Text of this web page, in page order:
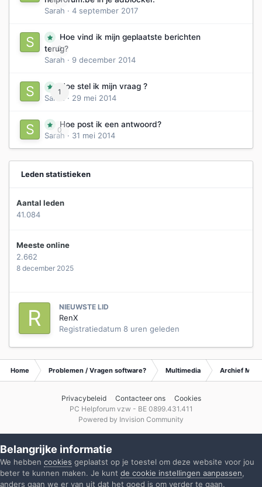
Sarah · 4 september 2017
0
Hoe vind ik mijn geplaatste berichten
terug?
Sarah · 9 december 2014
1
Hoe stel ik mijn vraag ?
Sarah
· 29 mei 2014
0
Hoe post ik een antwoord?
Sarah · 31 mei 2014
Leden statistieken
Aantal leden
41.084
Meeste online
2.662
8 december 2025
NIEUWSTE LID
RenX
Registratiedatum 8 uren geleden
Home Problemen / Vragen software? Multimedia Archief
Privacybeleid Contacteer ons
Cookies
PC Helpforum vzw - BE 0899.431.411
Powered by Invision Community
Belangrijke informatie
We hebben cookies geplaatst op je toestel om deze website voor jou
beter te kunnen maken. Je kunt de cookie instellingen aanpassen,
anders gaan we er van uit dat het goed is om verder te gaan.